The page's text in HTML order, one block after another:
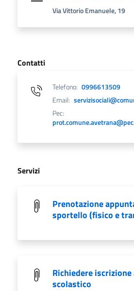
Via Vittorio Emanuele, 19
Contatti
Telefono: 0996613509
Email:
Pec:
Servizi
Prenotazione
sportello (fisico e
Richiedere
scolastico